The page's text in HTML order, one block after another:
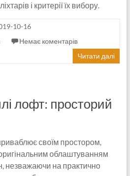
і критерії їх вибору.
10-16
Немає коментарів
Читати далі
лофт: просторий
своїм простором,
облаштуванням
незважаючи на практично